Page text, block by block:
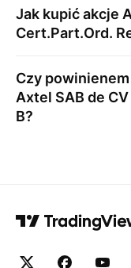
Jak kupić akcje
Cert.Part.Ord.
Czy
Axtel SAB de
B?